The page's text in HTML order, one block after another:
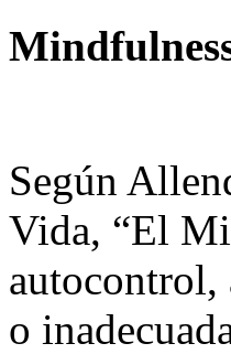
Según
Vida, “El
autocontrol,
o